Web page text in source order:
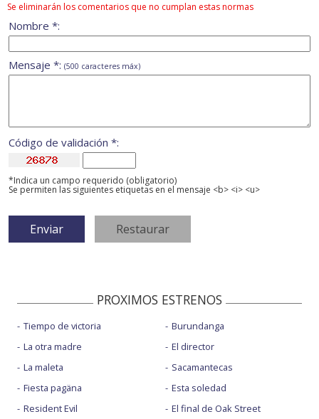
Se eliminarán los comentarios que no cumplan estas normas
Nombre *:
Mensaje *: (500 caracteres máx)
Código de validación *:
*Indica un campo requerido (obligatorio)
Se permiten las siguientes etiquetas en el mensaje <b> <i> <u>
PROXIMOS ESTRENOS
Tiempo de victoria
La otra madre
La maleta
Fiesta pagäna
Resident Evil
Burundanga
El director
Sacamantecas
Esta soledad
El final de Oak Street